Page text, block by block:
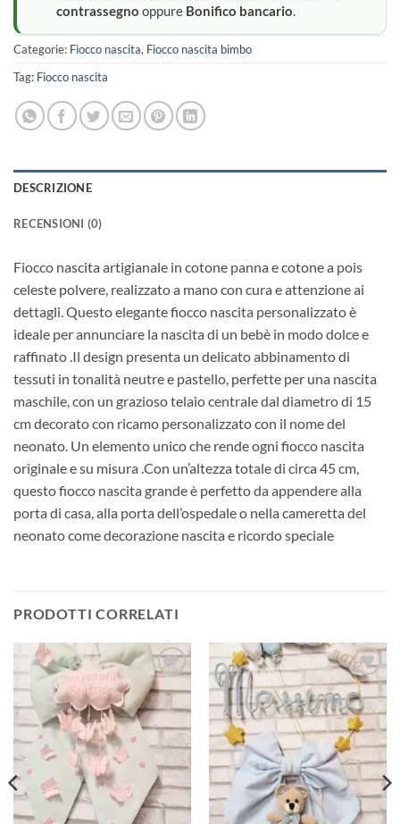
contrassegno oppure Bonifico bancario.
Categorie: Fiocco nascita, Fiocco nascita bimbo
Tag: Fiocco nascita
DESCRIZIONE
RECENSIONI (0)
Fiocco nascita artigianale in cotone panna e cotone a pois
celeste polvere, realizzato a mano con cura e attenzione ai
dettagli. Questo elegante fiocco nascita personalizzato è
ideale per annunciare la nascita di un bebè in modo dolce e
raffinato .Il design presenta un delicato abbinamento di
tessuti in tonalità neutre e pastello, perfette per una nascita
maschile, con un grazioso telaio centrale dal diametro di 15
cm decorato con ricamo personalizzato con il nome del
neonato. Un elemento unico che rende ogni fiocco nascita
originale e su misura .Con un’altezza totale di circa 45 cm,
questo fiocco nascita grande è perfetto da appendere alla
porta di casa, alla porta dell’ospedale o nella cameretta del
neonato come decorazione nascita e ricordo speciale
PRODOTTI CORRELATI
Aggiungi
alla lista
dei
desideri
Aggiungi
alla lista
dei
desideri